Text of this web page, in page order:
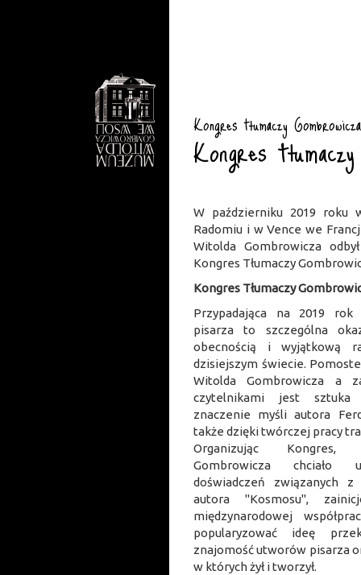
Kongres tłumaczy Gombrowicza
Kongres
W październiku 2019 roku
Radomiu i w Vence we
Witolda Gombrowicza
Kongres Tłumaczy
Kongres Tłumaczy
Przypadająca na 2019
pisarza to szczególna
obecnością i wyjątkową
dzisiejszym świecie.
Witolda Gombrowicza a
czytelnikami jest sztuka
znaczenie myśli autora
także dzięki twórczej pracy
Organizując Kongres,
Gombrowicza chciało
doświadczeń związanych z
autora "Kosmosu",
międzynarodowej
popularyzować ideę
znajomość utworów pisarza
w których żył i tworzył.